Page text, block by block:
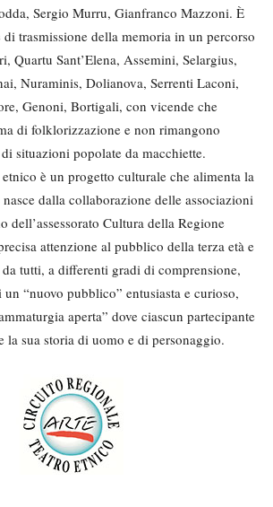
Sergio Murru, Gianfranco Mazzoni. È
trasmissione della memoria in un percorso
Quartu Sant’Elena, Assemini, Selargius,
Nuraminis, Dolianova, Serrenti Laconi,
Genoni, Bortigali, con vicende che
di folklorizzazione e non rimangono
situazioni popolate da macchiette.
è un progetto culturale che alimenta la
dalla collaborazione delle associazioni
dell’assessorato Cultura della Regione
attenzione al pubblico della terza età e
tutti, a differenti gradi di comprensione,
“nuovo pubblico” entusiasta e curioso,
aperta” dove ciascun partecipante
la sua storia di uomo e di personaggio.